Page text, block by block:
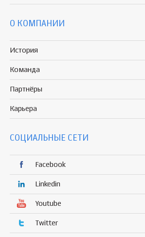
О КОМПАНИИ
История
Команда
Партнёры
Карьера
СОЦИАЛЬНЫЕ СЕТИ
Facebook
Linkedin
Youtube
Twitter